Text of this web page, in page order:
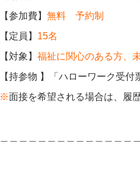
【参加費】 無料 予約制
【定員】 15名
【対象】 福祉に関心のある方、
【持参物 】
「ハローワーク受
※面接を希望される場合は、履